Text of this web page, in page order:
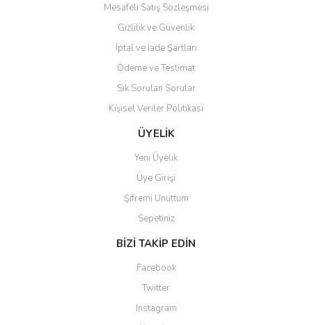
Mesafeli Satış Sözleşmesi
Gizlilik ve Güvenlik
İptal ve İade Şartları
Ödeme ve Teslimat
Sık Sorulan Sorular
Kişisel Veriler Politikası
ÜYELİK
Yeni Üyelik
Üye Girişi
Şifremi Unuttum
Sepetiniz
BİZİ TAKİP EDİN
Facebook
Twitter
Instagram